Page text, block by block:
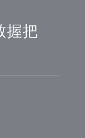
握把